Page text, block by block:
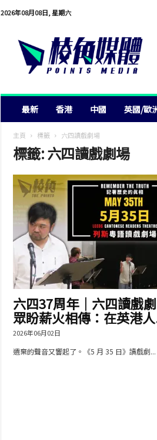
2026年08月08日, 星期六
最新 香港 中國 英國/歐
主頁 標籤 六四讀戲劇場
標籤: 六四讀戲劇場
六四37周年｜六四讀戲
眾盼薪火相傳：在英港
2026年06月02日
遺棄的聲音又響起了。《5 月 35 日》讀戲劇...